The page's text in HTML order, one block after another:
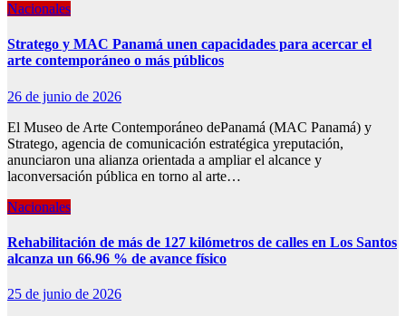
Nacionales
Stratego y MAC Panamá unen capacidades para acercar el
arte contemporáneo o más públicos
26 de junio de 2026
El Museo de Arte Contemporáneo dePanamá (MAC Panamá) y
Stratego, agencia de comunicación estratégica yreputación,
anunciaron una alianza orientada a ampliar el alcance y
laconversación pública en torno al arte…
Nacionales
Rehabilitación de más de 127 kilómetros de calles en Los Santos
alcanza un 66.96 % de avance físico
25 de junio de 2026